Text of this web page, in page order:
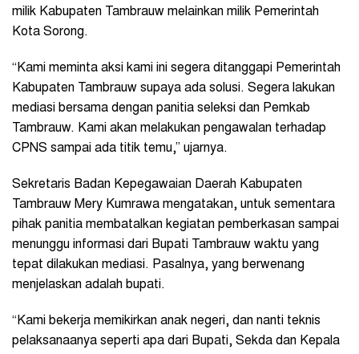
milik Kabupaten Tambrauw melainkan milik Pemerintah
Kota Sorong.
“Kami meminta aksi kami ini segera ditanggapi Pemerintah
Kabupaten Tambrauw supaya ada solusi. Segera lakukan
mediasi bersama dengan panitia seleksi dan Pemkab
Tambrauw. Kami akan melakukan pengawalan terhadap
CPNS sampai ada titik temu,” ujarnya.
Sekretaris Badan Kepegawaian Daerah Kabupaten
Tambrauw Mery Kumrawa mengatakan, untuk sementara
pihak panitia membatalkan kegiatan pemberkasan sampai
menunggu informasi dari Bupati Tambrauw waktu yang
tepat dilakukan mediasi. Pasalnya, yang berwenang
menjelaskan adalah bupati.
“Kami bekerja memikirkan anak negeri, dan nanti teknis
pelaksanaanya seperti apa dari Bupati, Sekda dan Kepala